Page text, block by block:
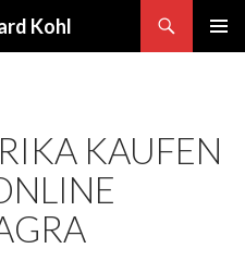
Kohl
KAUFEN